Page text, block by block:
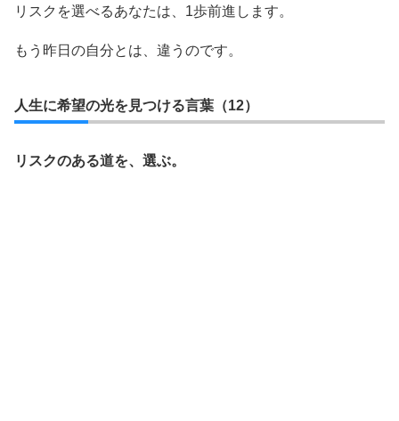
リスクを選べるあなたは、1歩前進します。
もう昨日の自分とは、違うのです。
人生に希望の光を見つける言葉（12）
リスクのある道を、選ぶ。